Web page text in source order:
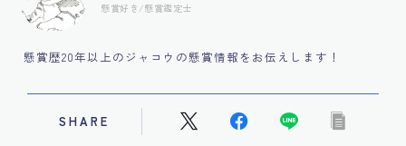
懸賞好き/懸賞鑑定士
懸賞歴20年以上のジャコウの懸賞情報をお伝えします！
SHARE